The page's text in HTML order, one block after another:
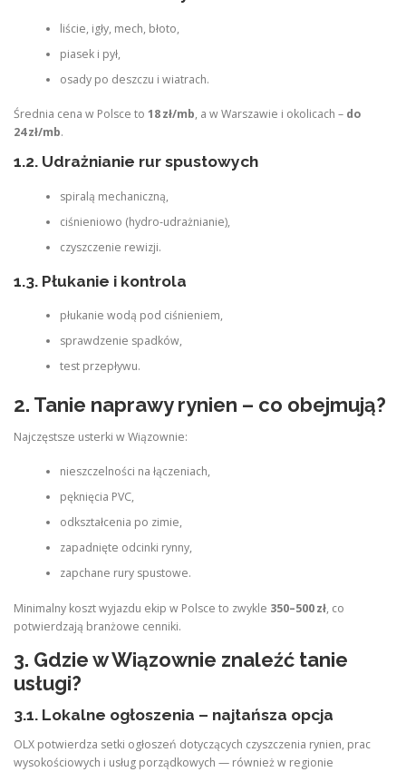
liście, igły, mech, błoto,
piasek i pył,
osady po deszczu i wiatrach.
Średnia cena w Polsce to 18 zł/mb, a w Warszawie i okolicach – do
24 zł/mb.
1.2. Udrażnianie rur spustowych
spiralą mechaniczną,
ciśnieniowo (hydro‑udrażnianie),
czyszczenie rewizji.
1.3. Płukanie i kontrola
płukanie wodą pod ciśnieniem,
sprawdzenie spadków,
test przepływu.
2. Tanie naprawy rynien – co obejmują?
Najczęstsze usterki w Wiązownie:
nieszczelności na łączeniach,
pęknięcia PVC,
odkształcenia po zimie,
zapadnięte odcinki rynny,
zapchane rury spustowe.
Minimalny koszt wyjazdu ekip w Polsce to zwykle 350–500 zł, co
potwierdzają branżowe cenniki.
3. Gdzie w Wiązownie znaleźć tanie
usługi?
3.1. Lokalne ogłoszenia – najtańsza opcja
OLX potwierdza setki ogłoszeń dotyczących czyszczenia rynien, prac
wysokościowych i usług porządkowych — również w regionie